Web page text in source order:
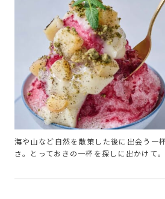
海や山など自然を散策した後に出会う一
さ。とっておきの一杯を探しに出かけて。